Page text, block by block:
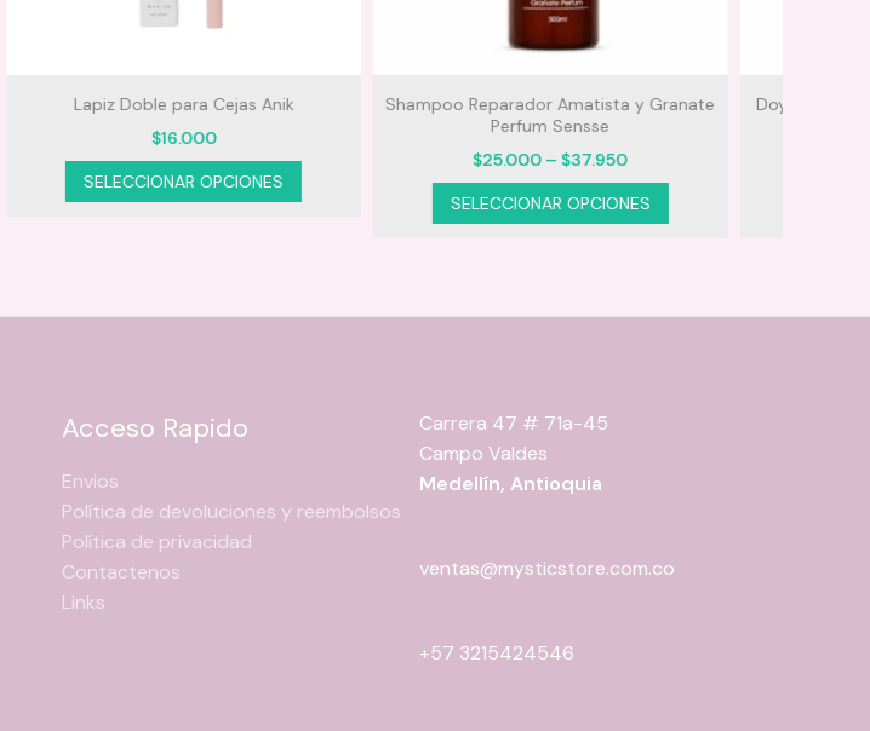
producto
producto
Shampoo Reparador Amatista y Granate
$25.000–$37.950
SELECCIONAR OPCIONES
producto
variantes.
en
Doypack Acondicionador Milagro Herbal
Milagros
$13.000
AÑADIR AL CARRITO
Acceso Rapido
Envios
Política de devoluciones y reembolsos
Política de privacidad
Contactenos
Links
Carrera 47 # 71a-45
Campo Valdes
Medellín, Antioquia
ventas@mysticstore.com.co
+57 3215424546